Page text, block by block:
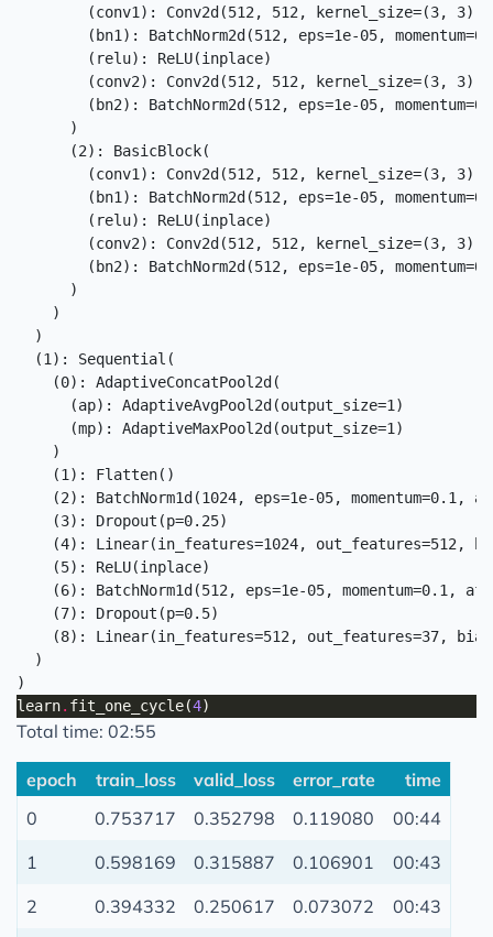
(conv1): Conv2d(512, 512, kernel_size=(3,
(bn1): BatchNorm2d(512, eps=1e-05,
        (relu): ReLU(inplace)
(conv2): Conv2d(512, 512, kernel_size=(3,
(bn2): BatchNorm2d(512, eps=1e-05,
      )
      (2): BasicBlock(
(conv1): Conv2d(512, 512, kernel_size=(3,
(bn1): BatchNorm2d(512, eps=1e-05,
        (relu): ReLU(inplace)
(conv2): Conv2d(512, 512, kernel_size=(3,
(bn2): BatchNorm2d(512, eps=1e-05,
      )
    )
  )
  (1): Sequential(
    (0): AdaptiveConcatPool2d(
      (ap): AdaptiveAvgPool2d(output_size=1)
      (mp): AdaptiveMaxPool2d(output_size=1)
    )
    (1): Flatten()
(2): BatchNorm1d(1024, eps=1e-05, momentum=0.1,
    (3): Dropout(p=0.25)
(4): Linear(in_features=1024, out_features=512,
    (5): ReLU(inplace)
(6): BatchNorm1d(512, eps=1e-05, momentum=0.1,
    (7): Dropout(p=0.5)
(8): Linear(in_features=512, out_features=37,
  )
learn. fit_one_cycle(4
Total time: 02:55
epoch train_loss valid_loss error_rate
time
0
0.753717 0.352798 0.119080
00:44
1
0.598169 0.315887 0.106901
00:43
2
0.394332 0.250617 0.073072 00:43